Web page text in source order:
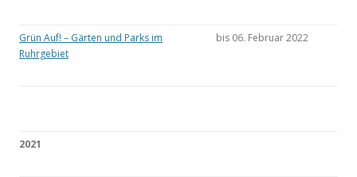
Grün Auf! – Gärten und Parks im
Ruhrgebiet
bis 06. Februar 2022
2021